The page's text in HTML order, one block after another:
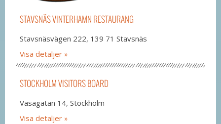
STAVSNÄS VINTERHAMN RESTAURANG
Stavsnäsvägen 222, 139 71 Stavsnäs
Visa detaljer
STOCKHOLM VISITORS BOARD
Vasagatan 14, Stockholm
Visa detaljer